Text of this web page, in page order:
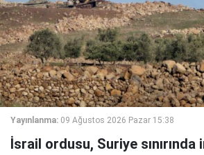
Yayınlanma: 09 Ağustos 2026 Pazar 15:38
İsrail ordusu, Suriye